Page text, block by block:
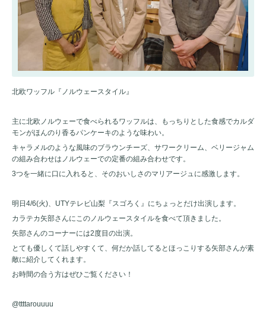
北欧ワッフル『ノルウェースタイル』
主に北欧ノルウェーで食べられるワッフルは、もっちりとした食感でカルダ
モンがほんのり香るパンケーキのような味わい。
キャラメルのような風味のブラウンチーズ、サワークリーム、ベリージャム
の組み合わせはノルウェーでの定番の組み合わせです。
3つを一緒に口に入れると、そのおいしさのマリアージュに感激します。
明日4/6(火)、UTYテレビ山梨『スゴろく』にちょっとだけ出演します。
カラテカ矢部さんにこのノルウェースタイルを食べて頂きました。
矢部さんのコーナーには2度目の出演。
とても優しくて話しやすくて、何だか話してるとほっこりする矢部さんが素
敵に紹介してくれます。
お時間の合う方はぜひご覧ください！
@ttttarouuuu